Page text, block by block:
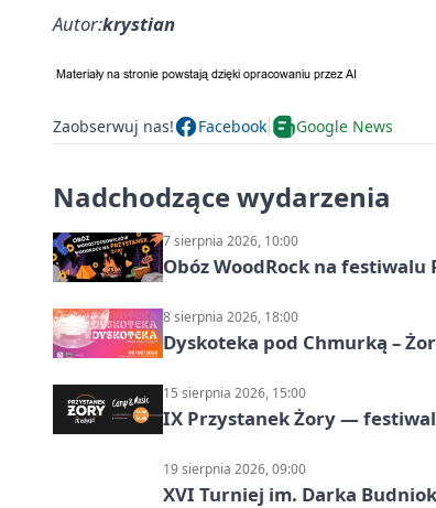
Autor:krystian
Zaobserwuj nas! Facebook Google News
Nadchodzące wydarzenia
7 sierpnia 2026, 10:00
Obóz WoodRock na
8 sierpnia 2026, 18:00
Dyskoteka pod Chmurką –
15 sierpnia 2026, 15:00
IX Przystanek Żory —
19 sierpnia 2026, 09:00
XVI Turniej im. Darka